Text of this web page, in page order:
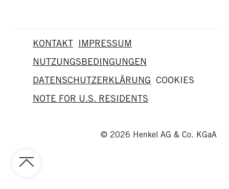
KONTAKT IMPRESSUM
NUTZUNGSBEDINGUNGEN
DATENSCHUTZERKLÄRUNG COOKIES
NOTE FOR U.S. RESIDENTS
© 2026 Henkel AG & Co. KGaA